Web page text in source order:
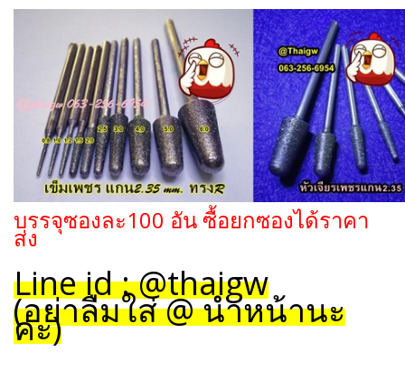
บรรจุซองละ100 อัน ซื้อยกซองได้ราคา
ส่ง
Line id : @thaigw
(อย่าลืมใส่ @ นำหน้านะ
คะ)